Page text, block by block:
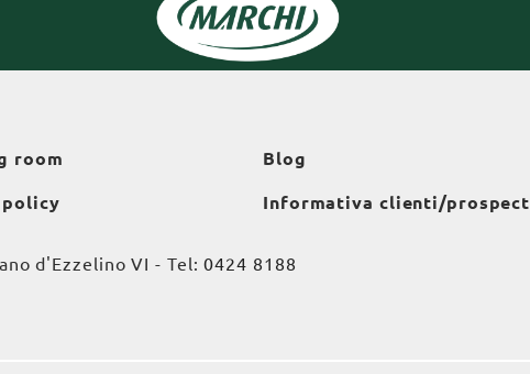
room
policy
Blog
Informativa clienti/prospect
d'Ezzelino VI - Tel:0424 8188